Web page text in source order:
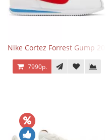
Nike Cortez Forrest Gump 2024
7990р.